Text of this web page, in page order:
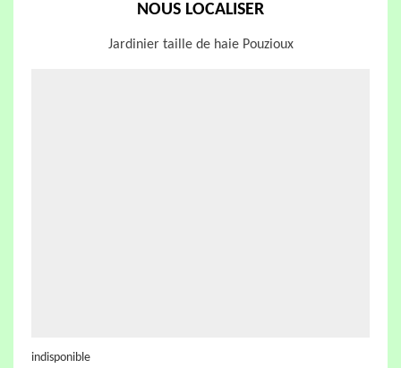
NOUS LOCALISER
Jardinier taille de haie Pouzioux
indisponible